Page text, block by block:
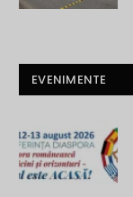
EVENIMENTE